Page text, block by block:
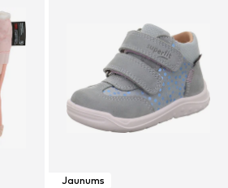
Jaunums